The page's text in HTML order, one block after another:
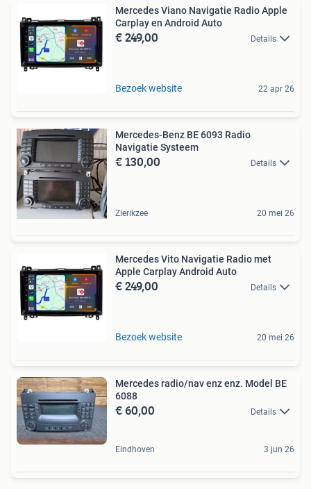
Mercedes Viano Navigatie Radio Apple
Carplay en Android Auto
€ 249,00 Details
Bezoek website 22 apr 26
Mercedes-Benz BE 6093 Radio
Navigatie Systeem
€ 130,00 Details
Zierikzee 20 mei 26
Mercedes Vito Navigatie Radio met
Apple Carplay Android Auto
€ 249,00 Details
Bezoek website 20 mei 26
Mercedes radio/nav enz enz. Model BE
6088
€ 60,00 Details
Eindhoven 3 jun 26